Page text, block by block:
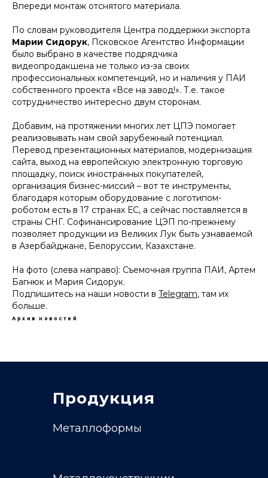
Впереди монтаж отснятого материала.
По словам руководителя Центра поддержки экспорта
Марии Сидорук, Псковское Агентство Информации
было выбрано в качестве подрядчика
видеопродакшена не только из-за своих
профессиональных компетенций, но и наличия у ПАИ
собственного проекта «Все на завод!». Т.е. такое
сотрудничество интересно двум сторонам.
Добавим, на протяжении многих лет ЦПЭ помогает
реализовывать нам свой зарубежный потенциал.
Перевод презентационных материалов, модернизация
сайта, выход на европейскую электронную торговую
площадку, поиск иностранных покупателей,
организация бизнес-миссий – вот те инструменты,
благодаря которым оборудование с логотипом-
роботом есть в 17 странах ЕС, а сейчас поставляется в
страны СНГ. Софинансирование ЦЭП по-прежнему
позволяет продукции из Великих Лук быть узнаваемой
в Азербайджане, Белоруссии, Казахстане.
На фото (слева направо): Съемочная группа ПАИ, Артем
Багнюк и Мария Сидорук.
Подпишитесь на наши новости в Telegram, там их
больше.
Архив новостей
Продукция
Металлоформы